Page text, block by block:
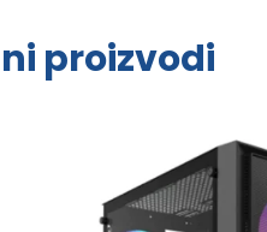
proizvodi